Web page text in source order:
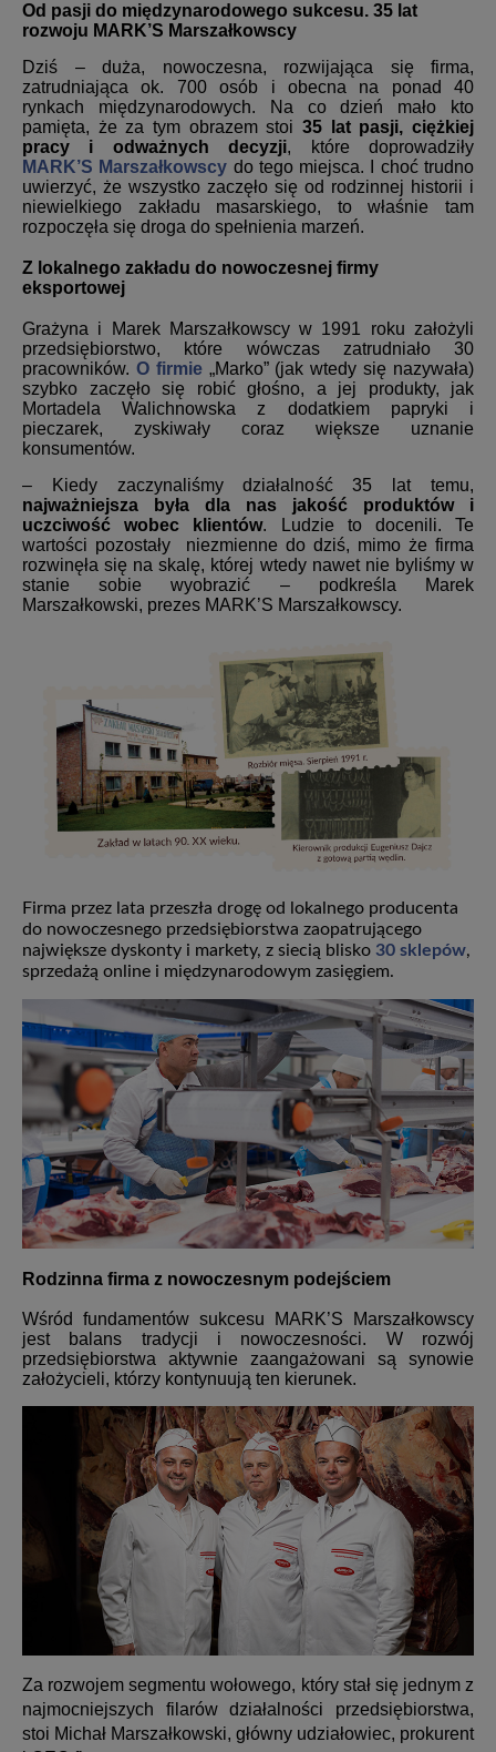
Od pasji do międzynarodowego sukcesu. 35 lat
rozwoju MARK’S Marszałkowscy
Dziś – duża, nowoczesna, rozwijająca się firma,
zatrudniająca ok. 700 osób i obecna na ponad 40
rynkach międzynarodowych. Na co dzień mało kto
pamięta, że za tym obrazem stoi 35 lat pasji, ciężkiej
pracy i odważnych decyzji, które doprowadziły
MARK’S Marszałkowscy do tego miejsca. I choć trudno
uwierzyć, że wszystko zaczęło się od rodzinnej historii i
niewielkiego zakładu masarskiego, to właśnie tam
rozpoczęła się droga do spełnienia marzeń.
Z lokalnego zakładu do nowoczesnej firmy
eksportowej
Grażyna i Marek Marszałkowscy w 1991 roku założyli
przedsiębiorstwo, które wówczas zatrudniało 30
pracowników. O firmie„Marko” (jak wtedy się nazywała)
szybko zaczęło się robić głośno, a jej produkty, jak
Mortadela Walichnowska z dodatkiem papryki i
pieczarek, zyskiwały coraz większe uznanie
konsumentów.
– Kiedy zaczynaliśmy działalność 35 lat temu,
najważniejsza była dla nas jakość produktów i
uczciwość wobec klientów. Ludzie to docenili. Te
wartości pozostały niezmienne do dziś, mimo że firma
rozwinęła się na skalę, której wtedy nawet nie byliśmy w
stanie sobie wyobrazić – podkreśla Marek
Marszałkowski, prezes MARK’S Marszałkowscy.
Firma przez lata przeszła drogę od lokalnego producenta
do nowoczesnego przedsiębiorstwa zaopatrującego
największe dyskonty i markety, z siecią blisko 30 sklepów,
sprzedażą online i międzynarodowym zasięgiem.
Rodzinna firma z nowoczesnym podejściem
Wśród fundamentów sukcesu MARK’S Marszałkowscy
jest balans tradycji i nowoczesności. W rozwój
przedsiębiorstwa aktywnie zaangażowani są synowie
założycieli, którzy kontynuują ten kierunek.
Za rozwojem segmentu wołowego, który stał się jednym z
najmocniejszych filarów działalności przedsiębiorstwa,
stoi Michał Marszałkowski, główny udziałowiec, prokurent